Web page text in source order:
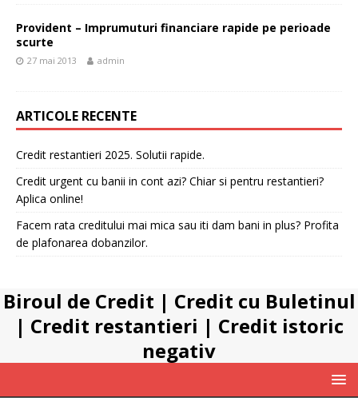
Provident – Imprumuturi financiare rapide pe perioade
scurte
27 mai 2013 admin
ARTICOLE RECENTE
Credit restantieri 2025. Solutii rapide.
Credit urgent cu banii in cont azi? Chiar si pentru restantieri?
Aplica online!
Facem rata creditului mai mica sau iti dam bani in plus? Profita
de plafonarea dobanzilor.
Biroul de Credit | Credit cu Buletinul
| Credit restantieri | Credit istoric
negativ